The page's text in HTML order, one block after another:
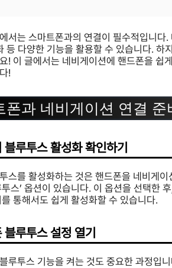
서는 스마트폰과의 연결이 필수적입니
등 다양한 기능을 활용할 수 있습니다. 하
! 이 글에서는 네비게이션에 핸드폰을 쉽
!
폰과 네비게이션 연결 준
블루투스 활성화 확인하기
스를 활성화하는 것은 핸드폰을 네비게
투스’ 옵션이 있습니다. 이 옵션을 선택한
통해서도 쉽게 활성화할 수 있습니다.
블루투스 설정 열기
루투스 기능을 켜는 것도 중요한 과정입